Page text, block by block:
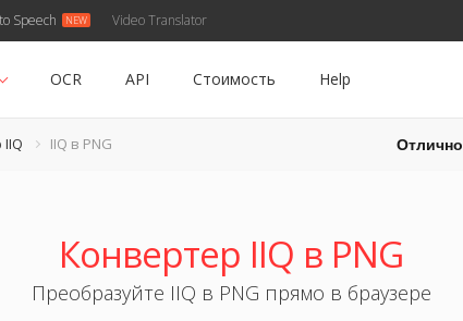
Speech Video Translator
OCR API Стоимость Help
IIQ в PNG Отлично
Конвертер IIQ в PNG
Преобразуйте IIQ в PNG прямо в браузере